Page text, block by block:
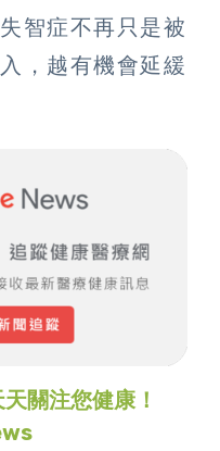
智症不再只是被
，越有機會延緩
關注您健康！